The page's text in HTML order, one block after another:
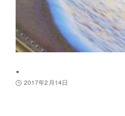
。
2017年2月14日